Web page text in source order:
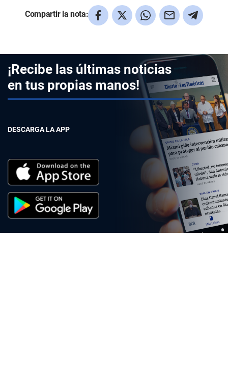
Compartir la nota:
¡Recibe las últimas noticias
en tus propias manos!
DESCARGA LA APP